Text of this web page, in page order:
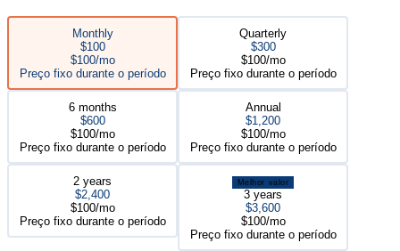
Monthly
$100
$100/mo
Preço fixo durante o período
Quarterly
$300
$100/mo
Preço fixo durante o período
6 months
$600
$100/mo
Preço fixo durante o período
Annual
$1,200
$100/mo
Preço fixo durante o período
2 years
$2,400
$100/mo
Preço fixo durante o período
Melhor valor
3 years
$3,600
$100/mo
Preço fixo durante o período